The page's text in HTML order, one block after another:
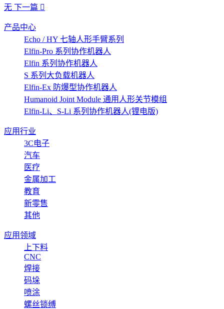
无 下一篇
产品中心
Echo / HY 七轴人形手臂系列
Elfin-Pro 系列协作机器人
Elfin 系列协作机器人
S 系列大负载机器人
Elfin-Ex 防爆型协作机器人
Humanoid Joint Module 通用人形关节模组
Elfin-Li、S-Li 系列协作机器人(锂电版)
应用行业
3C电子
汽车
医疗
金属加工
教育
新零售
其他
应用领域
上下料
CNC
焊接
码垛
喷涂
螺丝锁缚